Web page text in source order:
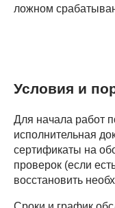
ложном
Условия и
Для начала работ
исполнительная
сертификаты на
проверок (если
восстановить